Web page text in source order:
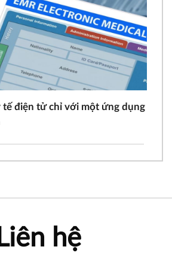
tế điện tử chỉ với một ứng dụng
Liên hệ